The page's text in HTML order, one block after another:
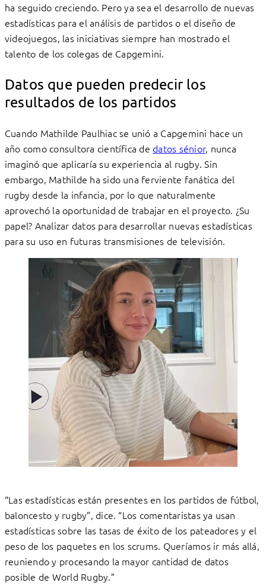
ha seguido creciendo. Pero ya sea el desarrollo de nuevas
estadísticas para el análisis de partidos o el diseño de
videojuegos, las iniciativas siempre han mostrado el
talento de los colegas de Capgemini.
Datos que pueden predecir los
resultados de los partidos
Cuando Mathilde Paulhiac se unió a Capgemini hace un
año como consultora científica de datos sénior, nunca
imaginó que aplicaría su experiencia al rugby. Sin
embargo, Mathilde ha sido una ferviente fanática del
rugby desde la infancia, por lo que naturalmente
aprovechó la oportunidad de trabajar en el proyecto. ¿Su
papel? Analizar datos para desarrollar nuevas estadísticas
para su uso en futuras transmisiones de televisión.
“Las estadísticas están presentes en los partidos de fútbol,
baloncesto y rugby”, dice. “Los comentaristas ya usan
estadísticas sobre las tasas de éxito de los pateadores y el
peso de los paquetes en los scrums. Queríamos ir más allá,
reuniendo y procesando la mayor cantidad de datos
posible de World Rugby.”